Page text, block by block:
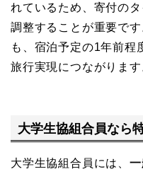
れているため、寄付の
調整することが重要で
も、宿泊予定の1年前程
旅行実現につながります
大学生協組合員なら
大学生協組合員には、